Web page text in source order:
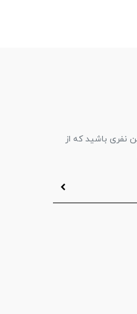
نفری باشید که از